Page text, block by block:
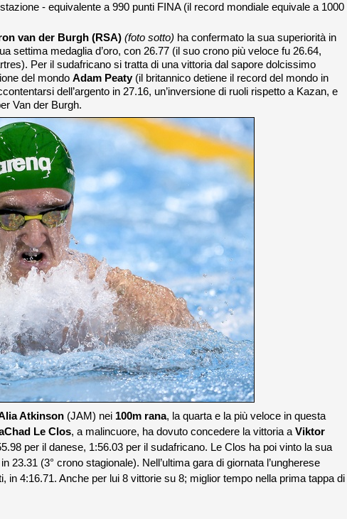
- equivalente a 990 punti FINA (il record mondiale equivale a 1000
van der Burgh (RSA) (foto sotto) ha confermato la sua superiorità in
settima medaglia d’oro, con 26.77 (il suo crono più veloce fu 26.64,
Per il sudafricano si tratta di una vittoria dal sapore dolcissimo
del mondo Adam Peaty (il britannico detiene il record del mondo in
dell’argento in 27.16, un’inversione di ruoli rispetto a Kazan, e
Van der Burgh.
Atkinson (JAM) nei 100m rana, la quarta e la più veloce in questa
Chad Le Clos, a malincuore, ha dovuto concedere la vittoria a Viktor
per il danese, 1:56.03 per il sudafricano. Le Clos ha poi vinto la sua
23.31 (3° crono stagionale). Nell’ultima gara di giornata l’ungherese
in 4:16.71. Anche per lui 8 vittorie su 8; miglior tempo nella prima tappa di